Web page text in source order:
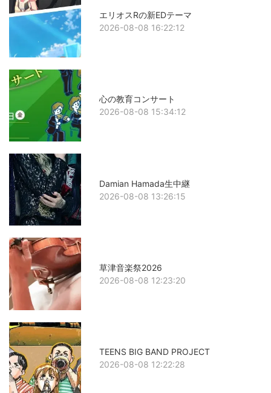
エリオスRの新EDテーマ
2026-08-08 16:22:12
心の教育コンサート
2026-08-08 15:34:12
Damian Hamada生中継
2026-08-08 13:26:15
草津音楽祭2026
2026-08-08 12:23:20
TEENS BIG BAND PROJECT
2026-08-08 12:22:28